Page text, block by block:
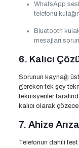
WhatsApp
telefonu
Bluetooth
mesajları
6. Kalıcı
Sorunun kaynağı
gereken tek şey
teknisyenler
kalıcı olarak
7. Ahize
Telefonun dahili